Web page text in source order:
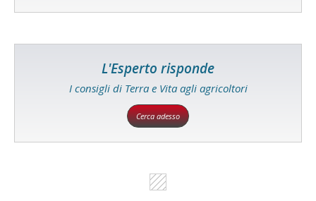
L'Esperto risponde
I consigli di Terra e Vita agli agricoltori
Cerca adesso